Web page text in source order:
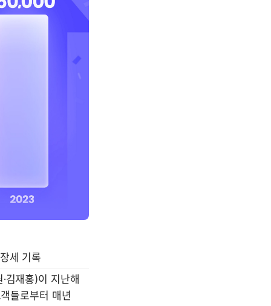
세 기록
김재홍)이 지난해
들로부터 매년